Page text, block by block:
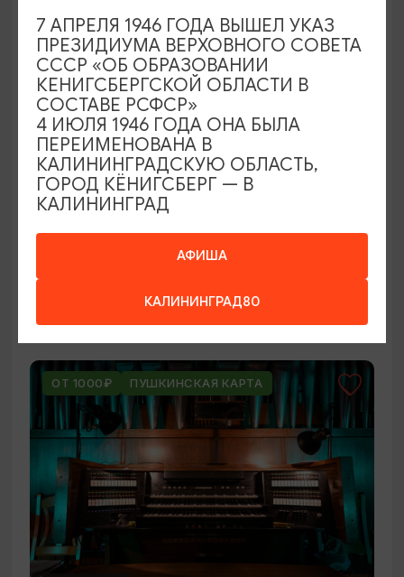
ВЫСТАВКИ
Оставленный багаж
Светлогорск, Арт-пространство «Янтарь-холл»
ОТ 1000₽ ПУШКИНСКАЯ КАРТА
АФИША
КАЛИНИНГРАД80
7 АПРЕЛЯ 1946 ГОДА ВЫШЕЛ УКАЗ
ПРЕЗИДИУМА ВЕРХОВНОГО СОВЕТА
СССР «ОБ ОБРАЗОВАНИИ
КЕНИГСБЕРГСКОЙ ОБЛАСТИ В
СОСТАВЕ РСФСР»
4 ИЮЛЯ 1946 ГОДА ОНА БЫЛА
ПЕРЕИМЕНОВАНА В
КАЛИНИНГРАДСКУЮ ОБЛАСТЬ,
ГОРОД КЁНИГСБЕРГ — В
КАЛИНИНГРАД